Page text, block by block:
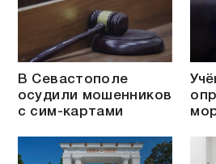
В Севастополе
осудили мошенников
с сим-картами